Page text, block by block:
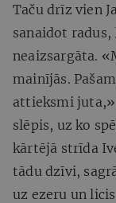
Taču drīz vien
sanaidot
neaizsargāta.
mainījās.
attieksmi juta,»
slēpis, uz ko
kārtējā strīda
tādu dzīvi,
uz ezeru un